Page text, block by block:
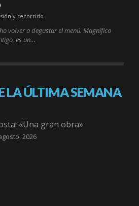
y recorrido.
volver a degustar el menú. Magnífico
es un…
LA ÚLTIMA SEMANA
«Una gran obra»
2026